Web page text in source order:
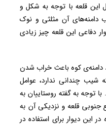
این قلعه با توجه به شکل و
آن مثلثی و نوک
دفاعی این قلعه چیز زیادی
کوه باعث خراب شدن
چندانی ندارد، عوامل
توجه به گفته‌ روستاییان به
قلعه و نزدیکی آن به
دیوار برای استفاده در